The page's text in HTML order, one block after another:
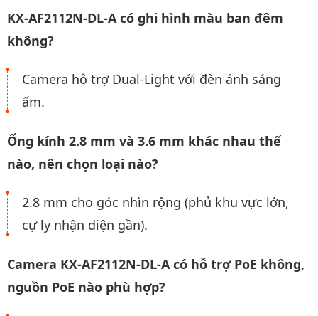
KX-AF2112N-DL-A có ghi hình màu ban đêm
không?
Camera hỗ trợ Dual-Light với đèn ánh sáng
ấm.
Ống kính 2.8 mm và 3.6 mm khác nhau thế
nào, nên chọn loại nào?
2.8 mm cho góc nhìn rộng (phủ khu vực lớn,
cự ly nhận diện gần).
Camera KX-AF2112N-DL-A có hỗ trợ PoE không,
nguồn PoE nào phù hợp?